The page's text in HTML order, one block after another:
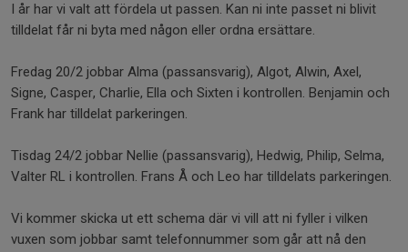
I år har vi valt att fördela ut passen. Kan ni inte passet ni blivit
tilldelat får ni byta med någon eller ordna ersättare.
Fredag 20/2 jobbar Alma (passansvarig), Algot, Alwin, Axel,
Signe, Casper, Charlie, Ella och Sixten i kontrollen. Benjamin och
Frank har tilldelat parkeringen.
Tisdag 24/2 jobbar Nellie (passansvarig), Hedwig, Philip, Selma,
Valter RL i kontrollen. Frans Å och Leo har tilldelats parkeringen.
Vi kommer skicka ut ett schema där vi vill att ni fyller i vilken
vuxen som jobbar samt telefonnummer som går att nå den